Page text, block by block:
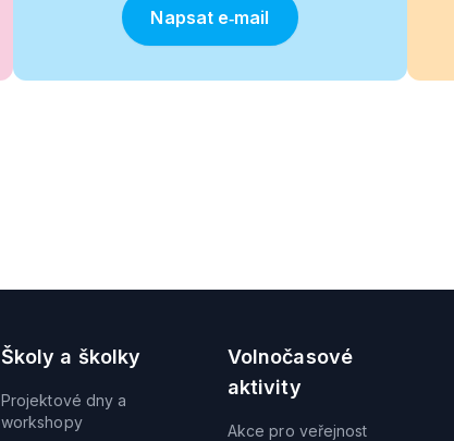
Napsat e‑mail
Školy a školky
Projektové dny a
workshopy
Volnočasové
aktivity
Akce pro veřejnost